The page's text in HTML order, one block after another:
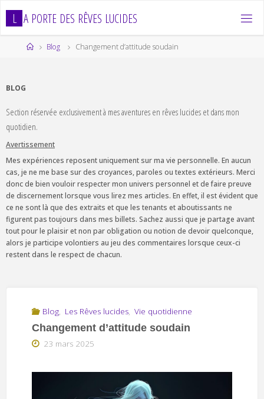
L A PORTE DES RÊVES LUCIDES
HomeBlog Changement d’attitude soudain
BLOG
Section réservée exclusivement à mes aventures en rêves lucides et dans mon
quotidien.
Avertissement
Mes expériences reposent uniquement sur ma vie personnelle. En aucun
cas, je ne me base sur des croyances, paroles ou textes extérieurs. Merci
donc de bien vouloir respecter mon univers personnel et de faire preuve
de discernement lorsque vous lirez mes articles. En effet, il est évident que
ce ne sont là que des extraits et que les tenants et aboutissants ne
figurent pas toujours dans mes billets. Sachez aussi que je partage avant
tout pour le plaisir et non par obligation ou notion de devoir quelconque,
alors je participe volontiers au jeu des commentaires lorsque ceux-ci
restent dans le respect de chacun.
Blog, Les Rêves lucides, Vie quotidienne
Changement d’attitude soudain
23 mars 2025